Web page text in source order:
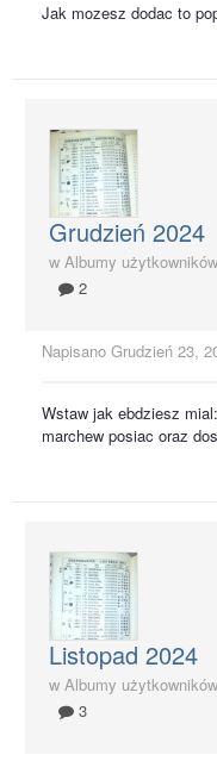
Jak mozesz dodac to
Grudzień 2024
w Albumy użytkowników
2
Napisano Grudzień 23,
Wstaw jak ebdziesz
marchew posiac oraz
Listopad 2024
w Albumy użytkowników
3